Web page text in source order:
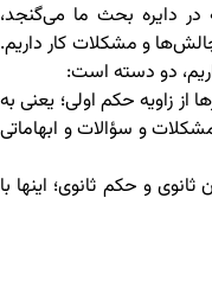
دایره بحث ما می‌گنجد،
و مشکلات کار داریم.
دو دسته است:
از زاویه حکم اولی؛ یعنی به
و سؤالات و ابهاماتی
و حکم ثانوی؛ اینها با